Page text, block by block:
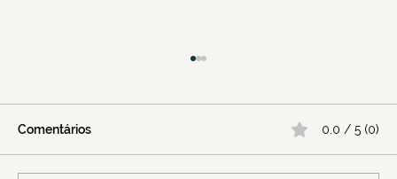
Comentários 0.0 / 5 (0)